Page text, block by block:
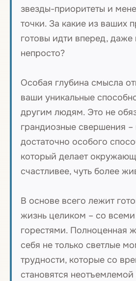
звезды-приоритеты и
точки. За какие из ваших
готовы идти вперед, даже
непросто?
Особая глубина смысла
ваши уникальные
другим людям. Это не
грандиозные свершения –
достаточно особого
который делает
счастливее, чуть более
В основе всего лежит
жизнь целиком – со
горестями. Полноценная
себя не только светлые
трудности, которые со
становятся